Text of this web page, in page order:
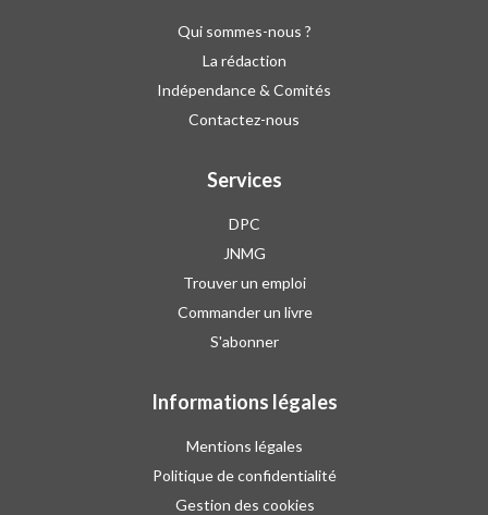
Qui sommes-nous ?
La rédaction
Indépendance & Comités
Contactez-nous
Services
DPC
JNMG
Trouver un emploi
Commander un livre
S'abonner
Informations légales
Mentions légales
Politique de confidentialité
Gestion des cookies